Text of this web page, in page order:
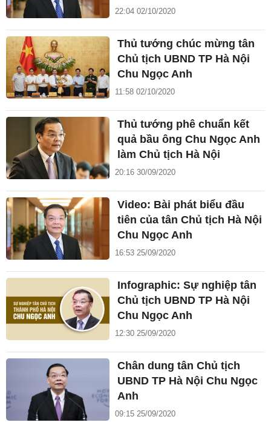
22:04 02/10/2020
Thủ tướng chúc mừng tân
Chủ tịch UBND TP Hà Nội
Chu Ngọc Anh
11:58 02/10/2020
Thủ tướng phê chuẩn kết
quả bầu ông Chu Ngọc Anh
làm Chủ tịch Hà Nội
20:16 30/09/2020
Video: Bài phát biểu đầu
tiên của tân Chủ tịch Hà Nội
Chu Ngọc Anh
16:53 25/09/2020
Infographic: Sự nghiệp tân
Chủ tịch UBND TP Hà Nội
Chu Ngọc Anh
12:30 25/09/2020
Chân dung tân Chủ tịch
UBND TP Hà Nội Chu Ngọc
Anh
09:15 25/09/2020